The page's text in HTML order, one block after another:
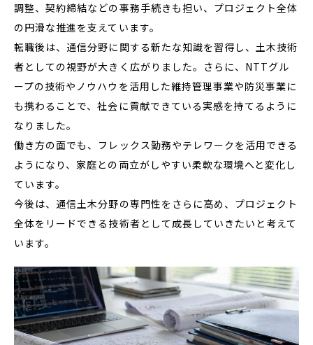
調整、契約締結などの事務手続きも担い、プロジェクト全体
の円滑な推進を支えています。
転職後は、通信分野に関する新たな知識を習得し、土木技術
者としての視野が大きく広がりました。さらに、NTTグル
ープの技術やノウハウを活用した維持管理事業や防災事業に
も携わることで、社会に貢献できている実感を持てるように
なりました。
働き方の面でも、フレックス勤務やテレワークを活用できる
ようになり、家庭との両立がしやすい柔軟な環境へと変化し
ています。
今後は、通信土木分野の専門性をさらに高め、プロジェクト
全体をリードできる技術者として成長していきたいと考えて
います。